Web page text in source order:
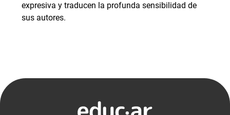
expresiva y traducen la profunda sensibilidad de
sus autores.